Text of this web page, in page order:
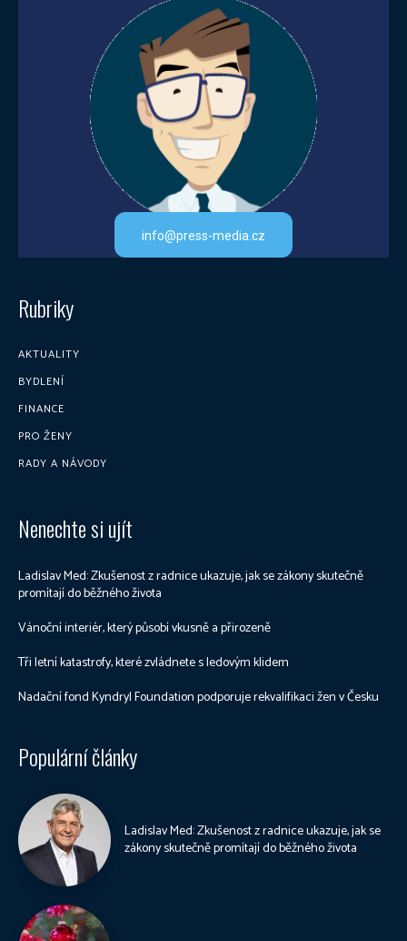
info@press-media.cz
Rubriky
AKTUALITY
BYDLENÍ
FINANCE
PRO ŽENY
RADY A NÁVODY
Nenechte si ujít
Ladislav Med: Zkušenost z radnice ukazuje, jak se zákony skutečně
promítají do běžného života
Vánoční interiér, který působí vkusně a přirozeně
Tři letní katastrofy, které zvládnete s ledovým klidem
Nadační fond Kyndryl Foundation podporuje rekvalifikaci žen v Česku
Populární články
Ladislav Med: Zkušenost z radnice ukazuje, jak se
zákony skutečně promítají do běžného života